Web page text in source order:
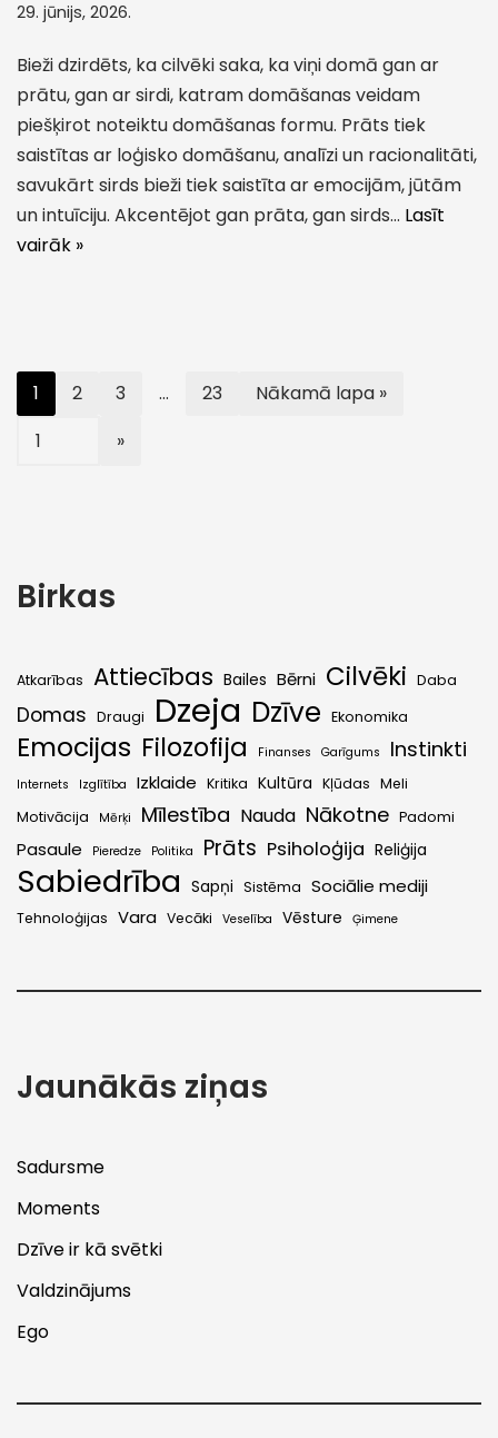
29. jūnijs, 2026.
Bieži dzirdēts, ka cilvēki saka, ka viņi domā gan ar
prātu, gan ar sirdi, katram domāšanas veidam
piešķirot noteiktu domāšanas formu. Prāts tiek
saistītas ar loģisko domāšanu, analīzi un racionalitāti,
savukārt sirds bieži tiek saistīta ar emocijām, jūtām
un intuīciju. Akcentējot gan prāta, gan sirds… Lasīt
vairāk »
1 2 3 … 23 Nākamā lapa »
Birkas
Atkarības Attiecības Bailes Bērni Cilvēki Daba
Domas Draugi Dzeja Dzīve Ekonomika
Emocijas Filozofija Finanses Garīgums Instinkti
Internets Izglītība Izklaide Kritika Kultūra Kļūdas Meli
Motivācija
Mērķi Mīlestība Nauda Nākotne Padomi
Pasaule Pieredze Politika Prāts Psiholoģija Reliģija
Sabiedrība Sapņi Sistēma Sociālie mediji
Tehnoloģijas Vara Vecāki Veselība Vēsture Ģimene
Jaunākās ziņas
Sadursme
Moments
Dzīve ir kā svētki
Valdzinājums
Ego